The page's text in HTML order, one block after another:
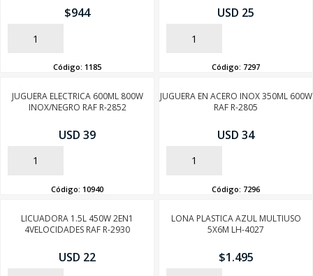
$944
AÑADIR
Código: 1185
USD 25
AÑADIR
Código: 7297
JUGUERA ELECTRICA 600ML 800W
INOX/NEGRO RAF R-2852
USD 39
AÑADIR
Código: 10940
JUGUERA EN ACERO INOX 350ML 600W
RAF R-2805
USD 34
AÑADIR
Código: 7296
LICUADORA 1.5L 450W 2EN1
4VELOCIDADES RAF R-2930
USD 22
LONA PLASTICA AZUL MULTIUSO
5X6M LH-4027
$1.495